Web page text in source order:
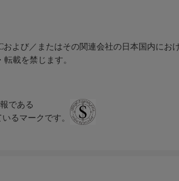
よび／またはその関連会社の日本国内にお
載を禁じます。
である
るマークです。